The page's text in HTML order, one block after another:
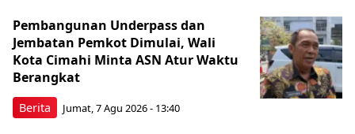
Berita
Pembangunan Underpass dan
Jembatan Pemkot Dimulai, Wali
Kota Cimahi Minta ASN Atur Waktu
Berangkat
Jumat, 7 Agu 2026 - 13:40